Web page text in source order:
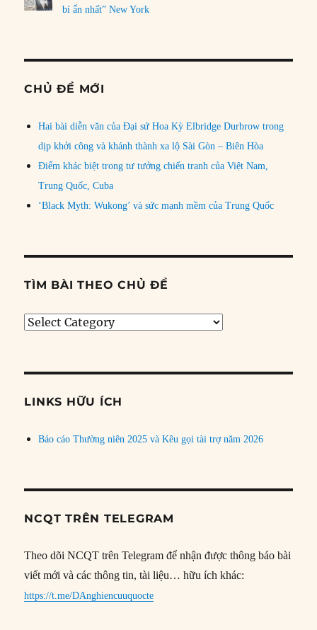
bí ẩn nhất” New York
CHỦ ĐỀ MỚI
Hai bài diễn văn của Đại sứ Hoa Kỳ Elbridge Durbrow trong
dịp khởi công và khánh thành xa lộ Sài Gòn – Biên Hòa
Điểm khác biệt trong tư tưởng chiến tranh của Việt Nam,
Trung Quốc, Cuba
‘Black Myth: Wukong’ và sức mạnh mềm của Trung Quốc
TÌM BÀI THEO CHỦ ĐỀ
Tìm
đề
LINKS HỮU ÍCH
Báo cáo Thường niên 2025 và Kêu gọi tài trợ năm 2026
NCQT TRÊN TELEGRAM
Theo dõi NCQT trên Telegram để nhận được thông báo bài
viết mới và các thông tin, tài liệu… hữu ích khác:
https://t.me/DAnghiencuuquocte